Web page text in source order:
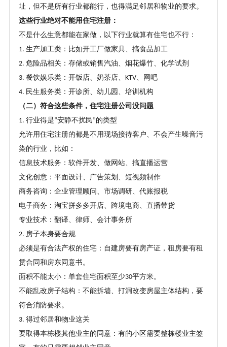
址，但不是所有行业都能行，也得满足邻居和物业的要求。
这些行业绝对不能用住宅注册：
不是什么生意都能在家做，以下行业就算有住宅也不行：
1. 生产加工类：比如开工厂做家具、搞食品加工
2. 危险品相关：存储或销售汽油、烟花爆竹、化学试剂
3. 餐饮娱乐类：开饭店、奶茶店、 KTV、网吧
4. 民生服务类：开诊所、幼儿园、培训机构
（二）符合这些条件，住宅注册公司没问题
1. 行业得是“安静不扰民”的类型
允许用住宅注册的都是不用现场接待客户、不会产生噪音污
染的行业，比如：
信息技术服务：软件开发、做网站、搞直播运营
文化创意：平面设计、广告策划、短视频制作
商务咨询：企业管理顾问、市场调研、代账报税
电子商务：淘宝拼多多开店、跨境电商、直播带货
专业技术：翻译、律师、会计事务所
2. 房子本身要合规
必须是有合法产权的住宅：自建房要有房产证，租房要有租
赁合同和房东同意书。
面积不能太小：单套住宅面积至少30平方米。
不能乱改房子结构：不能拆墙、打洞改变房屋主体结构，要
符合消防要求。
3. 得过邻居和物业这关
要取得本栋楼其他业主的同意：有的小区需要整栋楼业主签